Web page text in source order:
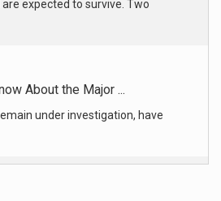
under investigation, have
the Delta Plane Cra ...
Delta flight from Minneapolis